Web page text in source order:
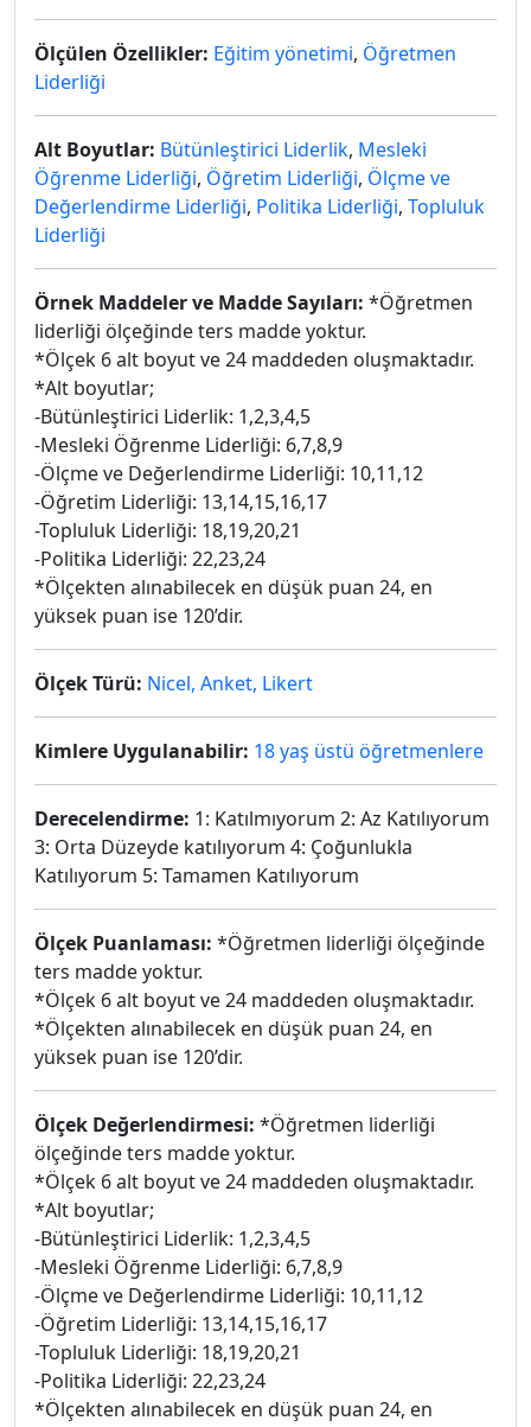
Ölçülen Özellikler: Eğitim yönetimi, Öğretmen
Liderliği
Alt Boyutlar: Bütünleştirici Liderlik, Mesleki
Öğrenme Liderliği, Öğretim Liderliği, Ölçme ve
Değerlendirme Liderliği, Politika Liderliği, Topluluk
Liderliği
Örnek Maddeler ve Madde Sayıları: *Öğretmen
liderliği ölçeğinde ters madde yoktur.
*Ölçek 6 alt boyut ve 24 maddeden oluşmaktadır.
*Alt boyutlar;
-Bütünleştirici Liderlik: 1,2,3,4,5
-Mesleki Öğrenme Liderliği: 6,7,8,9
-Ölçme ve Değerlendirme Liderliği: 10,11,12
-Öğretim Liderliği: 13,14,15,16,17
-Topluluk Liderliği: 18,19,20,21
-Politika Liderliği: 22,23,24
*Ölçekten alınabilecek en düşük puan 24, en
yüksek puan ise 120’dir.
Ölçek Türü: Nicel, Anket, Likert
Kimlere Uygulanabilir: 18 yaş üstü öğretmenlere
Derecelendirme: 1: Katılmıyorum 2: Az Katılıyorum
3: Orta Düzeyde katılıyorum 4: Çoğunlukla
Katılıyorum 5: Tamamen Katılıyorum
Ölçek Puanlaması: *Öğretmen liderliği ölçeğinde
ters madde yoktur.
*Ölçek 6 alt boyut ve 24 maddeden oluşmaktadır.
*Ölçekten alınabilecek en düşük puan 24, en
yüksek puan ise 120’dir.
Ölçek Değerlendirmesi: *Öğretmen liderliği
ölçeğinde ters madde yoktur.
*Ölçek 6 alt boyut ve 24 maddeden oluşmaktadır.
*Alt boyutlar;
-Bütünleştirici Liderlik: 1,2,3,4,5
-Mesleki Öğrenme Liderliği: 6,7,8,9
-Ölçme ve Değerlendirme Liderliği: 10,11,12
-Öğretim Liderliği: 13,14,15,16,17
-Topluluk Liderliği: 18,19,20,21
-Politika Liderliği: 22,23,24
*Ölçekten alınabilecek en düşük puan 24, en